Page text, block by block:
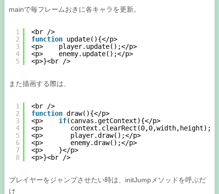
mainで毎フレームおきに各キャラを更新。
1
2
3
4
5
<br />
function update(){</p>
<p>    player.update();</p>
<p>    enemy.update();</p>
<p>}<br />
また描画する際は、
1
2
3
4
5
6
7
8
<br />
function draw(){</p>
<p> if(canvas.getContext){</p>
<p>       context.clearRect(0,0,width,height);</
<p>       player.draw();</p>
<p>       enemy.draw();</p>
<p>    }</p>
<p>}<br />
プレイヤーをジャンプさせたい時は、initJumpメソッドを呼ぶだ
け